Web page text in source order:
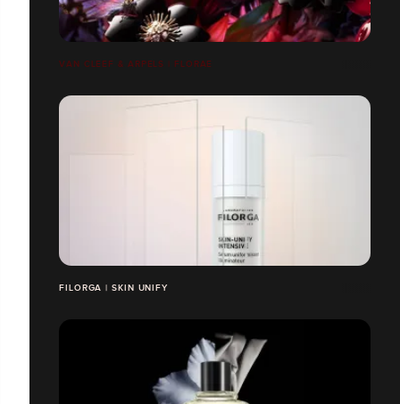
VAN CLEEF & ARPELS | FLORAE
FILORGA | SKIN UNIFY